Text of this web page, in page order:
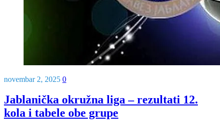
novembar 2, 2025 0
Jablanička okružna liga – rezultati 12.
kola i tabele obe grupe